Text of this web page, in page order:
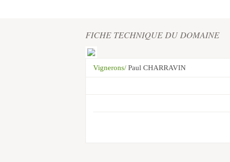
FICHE TECHNIQUE DU DOMAINE
Vignerons/ Paul CHARRAVIN